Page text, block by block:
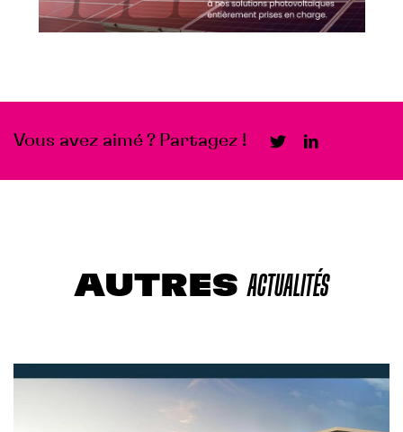
Vous avez aimé ? Partagez !
AUTRES ACTUALITÉS